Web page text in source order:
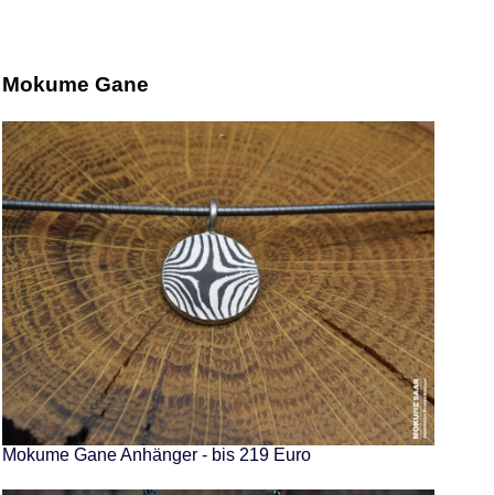
Mokume Gane
Mokume Gane Anhänger - bis 219 Euro